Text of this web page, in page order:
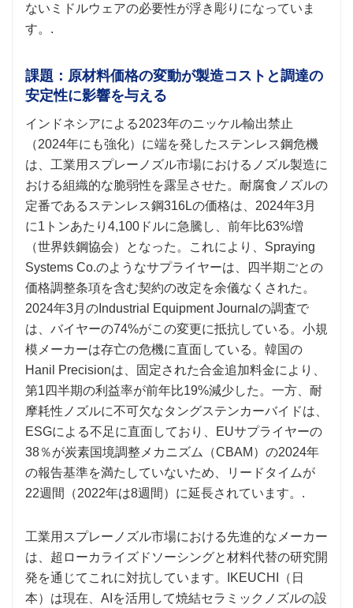
ないミドルウェアの必要性が浮き彫りになっていま
す。.
課題：原材料価格の変動が製造コストと調達の
安定性に影響を与える
インドネシアによる2023年のニッケル輸出禁止
（2024年にも強化）に端を発したステンレス鋼危機
は、工業用スプレーノズル市場におけるノズル製造に
おける組織的な脆弱性を露呈させた。耐腐食ノズルの
定番であるステンレス鋼316Lの価格は、2024年3月
に1トンあたり4,100ドルに急騰し、前年比63%増
（世界鉄鋼協会）となった。これにより、Spraying
Systems Co.のようなサプライヤーは、四半期ごとの
価格調整条項を含む契約の改定を余儀なくされた。
2024年3月のIndustrial Equipment Journalの調査で
は、バイヤーの74%がこの変更に抵抗している。小規
模メーカーは存亡の危機に直面している。韓国の
Hanil Precisionは、固定された合金追加料金により、
第1四半期の利益率が前年比19%減少した。一方、耐
摩耗性ノズルに不可欠なタングステンカーバイドは、
ESGによる不足に直面しており、EUサプライヤーの
38％が炭素国境調整メカニズム（CBAM）の2024年
の報告基準を満たしていないため、リードタイムが
22週間（2022年は8週間）に延長されています。.
工業用スプレーノズル市場における先進的なメーカー
は、超ローカライズドソーシングと材料代替の研究開
発を通じてこれに対抗しています。IKEUCHI（日
本）は現在、AIを活用して焼結セラミックノズルの設